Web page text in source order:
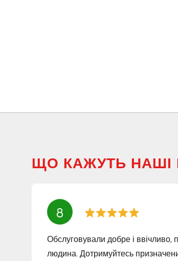
ЩО КАЖУТЬ НАШІ
8
Обслуговували добре і ввічливо,
людина. Дотримуйтесь